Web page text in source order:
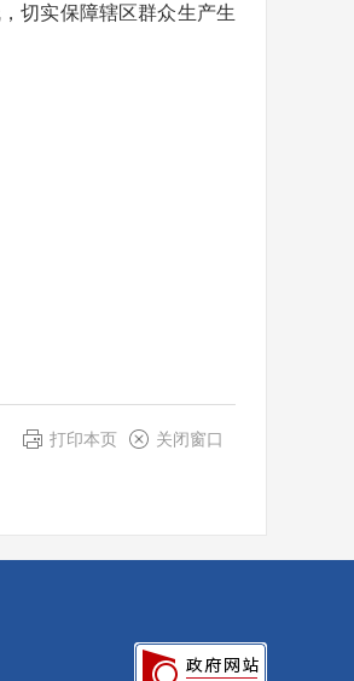
切实保障辖区群众生产生
打印本页 关闭窗口